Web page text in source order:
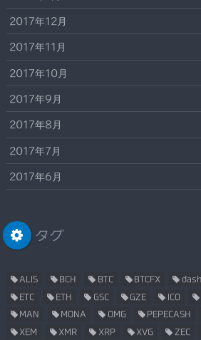
2017年12月
2017年11月
2017年10月
2017年9月
2017年8月
2017年7月
2017年6月
タグ
ALIS BCH BTC BTCFX dash
ETC ETH GSC GZE ICO
MAN MONA OMG PEPECASH
XEM XMR XRP XVG ZEC